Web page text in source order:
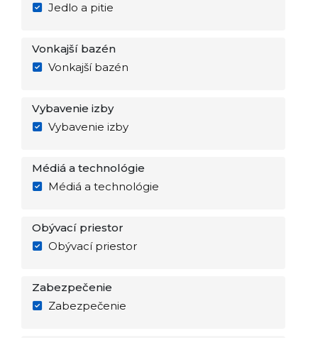
Jedlo a pitie
Vonkajší bazén
Vonkajší bazén
Vybavenie izby
Vybavenie izby
Médiá a technológie
Médiá a technológie
Obývací priestor
Obývací priestor
Zabezpečenie
Zabezpečenie